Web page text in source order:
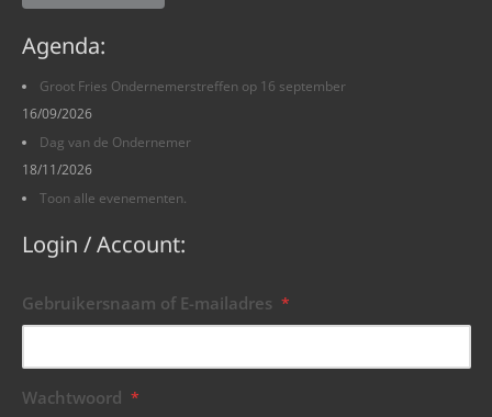
Agenda:
Groot Fries Ondernemerstreffen op 16 september
16/09/2026
Dag van de Ondernemer
18/11/2026
Toon alle evenementen.
Login / Account:
Gebruikersnaam of E-mailadres *
Wachtwoord *